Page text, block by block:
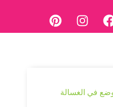
في الغسالة